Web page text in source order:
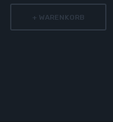
+ WARENKORB